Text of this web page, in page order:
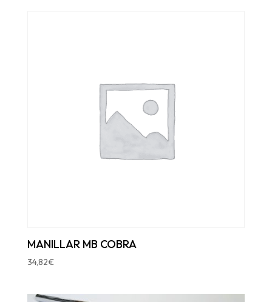
MANILLAR MB COBRA
34,82€